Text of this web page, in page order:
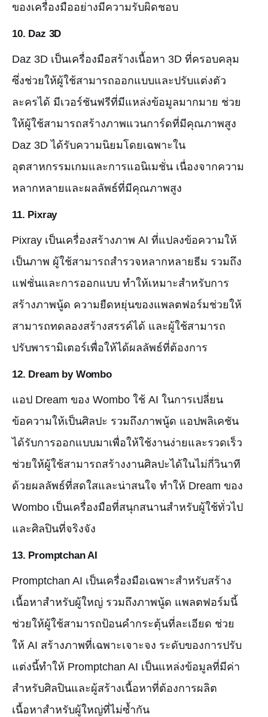
ของเครื่องมืออย่างมีความรับผิดชอบ
10. Daz 3D
Daz 3D เป็นเครื่องมือสร้างเนื้อหา 3D ที่ครอบคลุม
ซึ่งช่วยให้ผู้ใช้สามารถออกแบบและปรับแต่งตัว
ละครได้ มีเวอร์ชันฟรีที่มีแหล่งข้อมูลมากมาย ช่วย
ให้ผู้ใช้สามารถสร้างภาพแวนการ์ดที่มีคุณภาพสูง
Daz 3D ได้รับความนิยมโดยเฉพาะใน
อุตสาหกรรมเกมและการแอนิเมชั่น เนื่องจากความ
หลากหลายและผลลัพธ์ที่มีคุณภาพสูง
11. Pixray
Pixray เป็นเครื่องสร้างภาพ AI ที่แปลงข้อความให้
เป็นภาพ ผู้ใช้สามารถสำรวจหลากหลายธีม รวมถึง
แฟชั่นและการออกแบบ ทำให้เหมาะสำหรับการ
สร้างภาพนู้ด ความยืดหยุ่นของแพลตฟอร์มช่วยให้
สามารถทดลองสร้างสรรค์ได้ และผู้ใช้สามารถ
ปรับพารามิเตอร์เพื่อให้ได้ผลลัพธ์ที่ต้องการ
12. Dream by Wombo
แอป Dream ของ Wombo ใช้ AI ในการเปลี่ยน
ข้อความให้เป็นศิลปะ รวมถึงภาพนู้ด แอปพลิเคชัน
ได้รับการออกแบบมาเพื่อให้ใช้งานง่ายและรวดเร็ว
ช่วยให้ผู้ใช้สามารถสร้างงานศิลปะได้ในไม่กี่วินาที
ด้วยผลลัพธ์ที่สดใสและน่าสนใจ ทำให้ Dream ของ
Wombo เป็นเครื่องมือที่สนุกสนานสำหรับผู้ใช้ทั่วไป
และศิลปินที่จริงจัง
13. Promptchan AI
Promptchan AI เป็นเครื่องมือเฉพาะสำหรับสร้าง
เนื้อหาสำหรับผู้ใหญ่ รวมถึงภาพนู้ด แพลตฟอร์มนี้
ช่วยให้ผู้ใช้สามารถป้อนคำกระตุ้นที่ละเอียด ช่วย
ให้ AI สร้างภาพที่เฉพาะเจาะจง ระดับของการปรับ
แต่งนี้ทำให้ Promptchan AI เป็นแหล่งข้อมูลที่มีค่า
สำหรับศิลปินและผู้สร้างเนื้อหาที่ต้องการผลิต
เนื้อหาสำหรับผู้ใหญ่ที่ไม่ซ้ำกัน